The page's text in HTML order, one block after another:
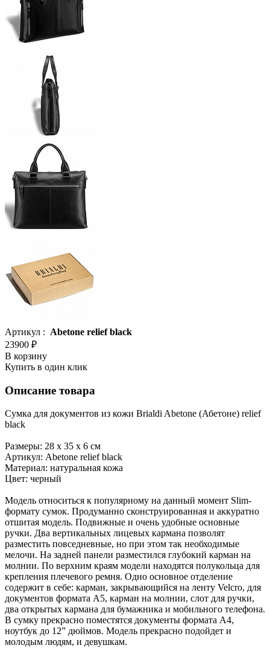
Артикул : Abetone relief black
23900 ₽
В корзину
Купить в один клик
Описание товара
Сумка для документов из кожи Brialdi Abetone (Абетоне) relief
black
Размеры: 28 х 35 х 6 см
Артикул: Abetone relief black
Материал: натуральная кожа
Цвет: черный
Модель относиться к популярному на данный момент Slim-
формату сумок. Продуманно сконструированная и аккуратно
отшитая модель. Подвижные и очень удобные основные
ручки. Два вертикальных лицевых кармана позволят
разместить повседневные, но при этом так необходимые
мелочи. На задней панели разместился глубокий карман на
молнии. По верхним краям модели находятся полукольца для
крепления плечевого ремня. Одно основное отделение
содержит в себе: карман, закрывающийся на ленту Velcro, для
документов формата А5, карман на молнии, слот для ручки,
два открытых кармана для бумажника и мобильного телефона.
В сумку прекрасно поместятся документы формата А4,
ноутбук до 12” дюймов. Модель прекрасно подойдет и
молодым людям, и девушкам.